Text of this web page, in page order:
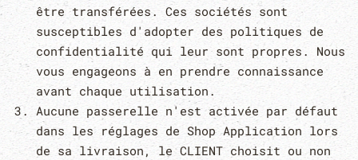
être transférées. Ces sociétés sont
susceptibles d'adopter des politiques de
confidentialité qui leur sont propres. Nous
vous engageons à en prendre connaissance
avant chaque utilisation.
Aucune passerelle n'est activée par défaut
dans les réglages de Shop Application lors
de sa livraison, le CLIENT choisit ou non